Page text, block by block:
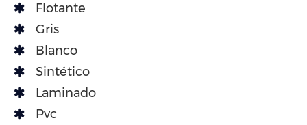
Flotante
Gris
Blanco
Sintético
Laminado
Pvc